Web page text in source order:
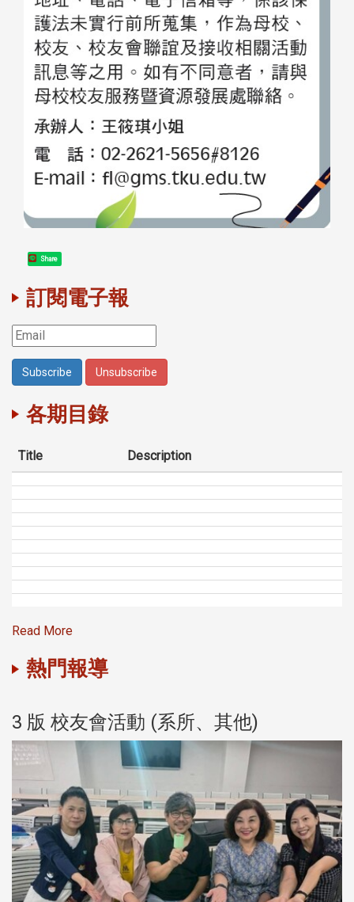
Share
訂閱電子報
各期目錄
Title Description
Read More
熱門報導
3 版 校友會活動 (系所、其他)